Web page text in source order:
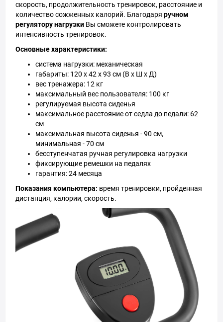
скорость, продолжительность тренировок, расстояние и
количество сожженных калорий. Благодаря ручном
регулятору нагрузки Вы сможете контролировать
интенсивность тренировок.
Основные характеристики:
система нагрузки: механическая
габариты: 120 х 42 х 93 см (В х Ш х Д)
вес тренажера: 12 кг
максимальный вес пользователя: 100 кг
регулируемая высота сиденья
максимальное расстояние от седла до педали: 62
см
максимальная высота сиденья - 90 см,
минимальная - 70 см
бесступенчатая ручная регулировка нагрузки
фиксирующие ремешки на педалях
гарантия: 24 месяца
Показания компьютера: время тренировки, пройденная
дистанция, калории, скорость.